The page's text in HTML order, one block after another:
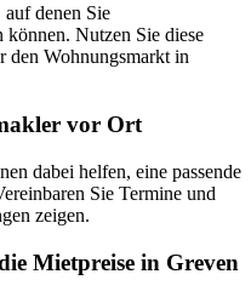
denen Sie
Nutzen Sie diese
den Wohnungsmarkt in
vor Ort
dabei helfen, eine passende
Sie Termine und
zeigen.
Mietpreise in Greven